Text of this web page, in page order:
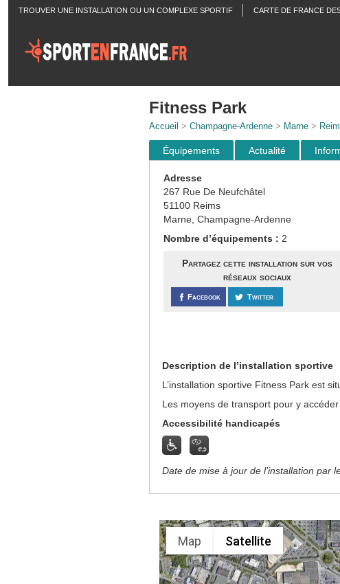
TROUVER UNE INSTALLATION OU UN COMPLEXE SPORTIF CARTE DE FRANCE
Fitness Park
Accueil > Champagne-Ardenne> Marne>
Équipements Actualité
Adresse
267 Rue De Neufchâtel
51100 Reims
Marne, Champagne-Ardenne
Nombre d’équipements : 2
Partagez cette installation sur vos
réseaux sociaux
Facebook Twitter
Description de l’installation sportive
L’installation sportive Fitness Park est
Les moyens de transport pour y
Accessibilité handicapés
Date de mise à jour de l’installation par
Map Satellite